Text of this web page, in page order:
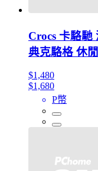
Crocs 卡駱馳
典克駱格 休
$1,480
$1,680
P幣